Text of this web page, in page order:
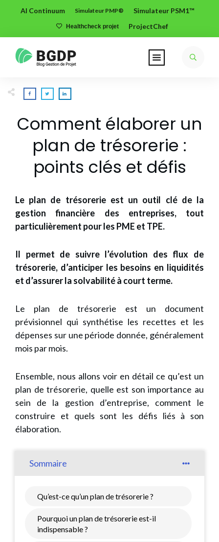
AI Continuum Simulateur PMP® Simulateur PSM1™
Healthcheck projet ProjectChef
Comment élaborer un
plan de trésorerie :
points clés et défis
Le plan de trésorerie est un outil clé de la
gestion financière des entreprises, tout
particulièrement pour les PME et TPE.
Il permet de suivre l’évolution des flux de
trésorerie, d’anticiper les besoins en liquidités
et d’assurer la solvabilité à court terme.
Le plan de trésorerie est un document
prévisionnel qui synthétise les recettes et les
dépenses sur une période donnée, généralement
mois par mois.
Ensemble, nous allons voir en détail ce qu’est un
plan de trésorerie, quelle est son importance au
sein de la gestion d’entreprise, comment le
construire et quels sont les défis liés à son
élaboration.
Sommaire
Qu’est-ce qu’un plan de trésorerie ?
Pourquoi un plan de trésorerie est-il
indispensable ?